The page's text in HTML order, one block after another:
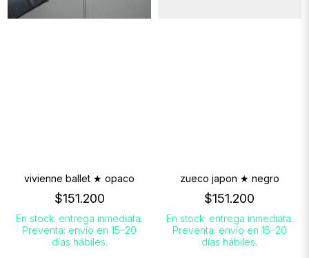
vivienne ballet ★ opaco
$151.200
En stock: entrega inmediata.
Preventa: envío en 15–20
días hábiles.
zueco japon ★ negro
$151.200
En stock: entrega inmediata.
Preventa: envío en 15–20
días hábiles.